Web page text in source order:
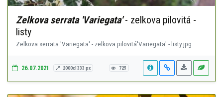
Zelkova serrata 'Variegata'- zelkova pilovitá -
listy
Zelkova serrata 'Variegata' - zelkova pilovitá'Variegata' - listy.jpg
26.07.2021 2000x1333 px 725